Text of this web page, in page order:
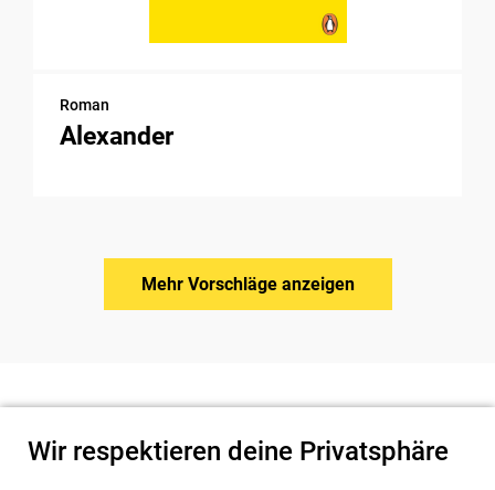
Roman
Alexander
Mehr Vorschläge anzeigen
Wir respektieren deine Privatsphäre